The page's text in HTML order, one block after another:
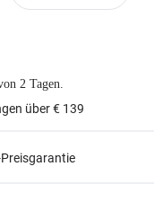
2 Tagen.
über € 139